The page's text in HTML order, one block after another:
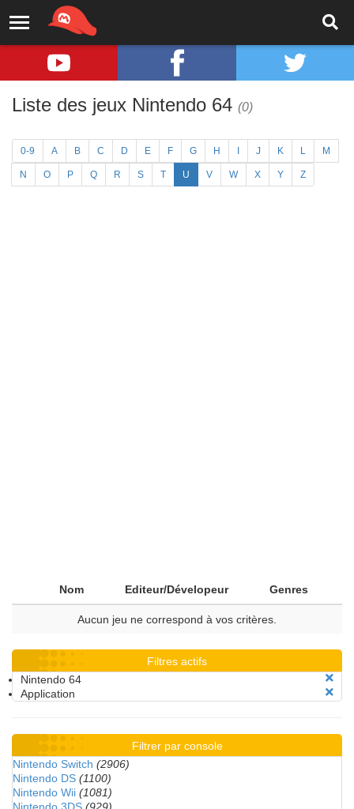
Liste des jeux Nintendo 64 (0)
0-9 A B C D E F G H J K L M
N O P Q R S T U V W X Y Z
Nom Editeur/Dévelopeur Genres
Aucun jeu ne correspond à vos critères.
Filtres actifs
Nintendo 64
Application
Filtrer par console
Nintendo Switch (2906)
Nintendo DS (1100)
Nintendo Wii (1081)